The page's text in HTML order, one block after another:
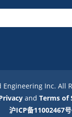
Inc. All
and Terms of
沪ICP备11002467